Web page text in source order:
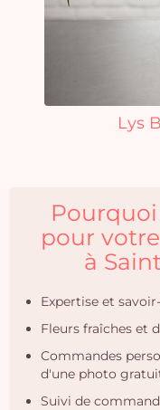
Lys
pour
à
Expertise et
Fleurs fraîches et
Commandes
d'une photo
Suivi de